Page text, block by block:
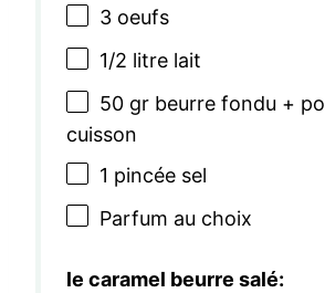
3oeufs
1/2 litre lait
50gr beurre fondu +
cuisson
1 pincée sel
Parfum au choix
le caramel beurre salé: